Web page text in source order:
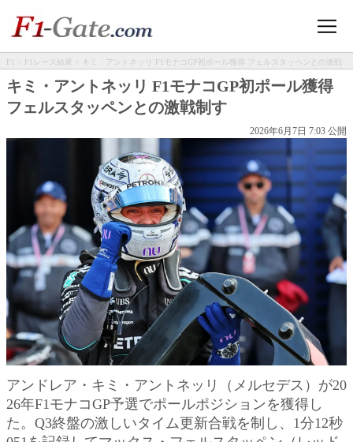
F1 > F1レース結果
> キミ・アントネッリ F1モナコGP初ポール獲得 フェルスタッペンとの激戦
制す
キミ・アントネッリ F1モナコGP初ポール獲得
フェルスタッペンとの激戦制す
2026年6月7日 7:03 公開
アンドレア・キミ・アントネッリ（メルセデス）が20
26年F1モナコGP予選でポールポジションを獲得し
た。Q3終盤の激しいタイム更新合戦を制し、1分12秒